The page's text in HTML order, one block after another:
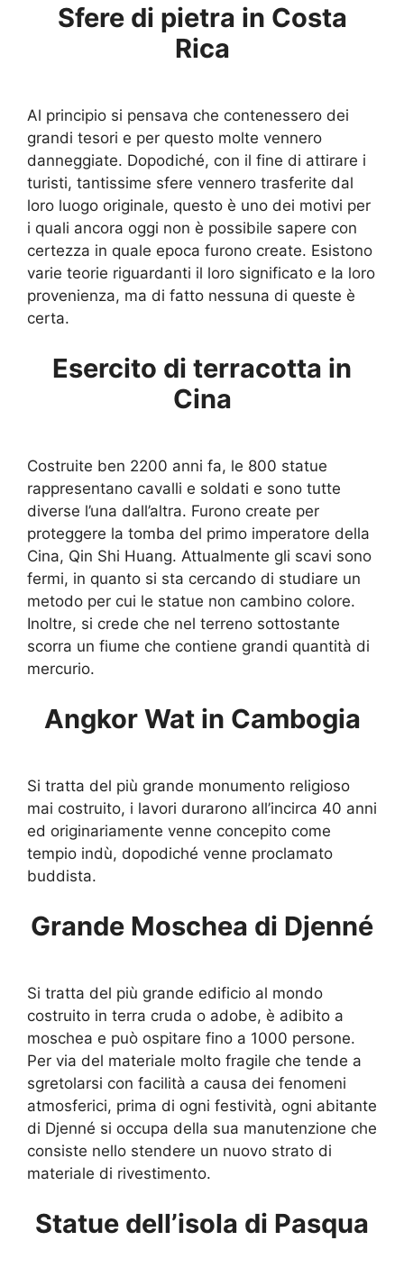
Sfere di pietra in Costa
Rica
Al principio si pensava che contenessero dei
grandi tesori e per questo molte vennero
danneggiate. Dopodiché, con il fine di attirare i
turisti, tantissime sfere vennero trasferite dal
loro luogo originale, questo è uno dei motivi per
i quali ancora oggi non è possibile sapere con
certezza in quale epoca furono create. Esistono
varie teorie riguardanti il loro significato e la loro
provenienza, ma di fatto nessuna di queste è
certa.
Esercito di terracotta in
Cina
Costruite ben 2200 anni fa, le 800 statue
rappresentano cavalli e soldati e sono tutte
diverse l’una dall’altra. Furono create per
proteggere la tomba del primo imperatore della
Cina, Qin Shi Huang. Attualmente gli scavi sono
fermi, in quanto si sta cercando di studiare un
metodo per cui le statue non cambino colore.
Inoltre, si crede che nel terreno sottostante
scorra un fiume che contiene grandi quantità di
mercurio.
Angkor Wat in Cambogia
Si tratta del più grande monumento religioso
mai costruito, i lavori durarono all’incirca 40 anni
ed originariamente venne concepito come
tempio indù, dopodiché venne proclamato
buddista.
Grande Moschea di Djenné
Si tratta del più grande edificio al mondo
costruito in terra cruda o adobe, è adibito a
moschea e può ospitare fino a 1000 persone.
Per via del materiale molto fragile che tende a
sgretolarsi con facilità a causa dei fenomeni
atmosferici, prima di ogni festività, ogni abitante
di Djenné si occupa della sua manutenzione che
consiste nello stendere un nuovo strato di
materiale di rivestimento.
Statue dell’isola di Pasqua